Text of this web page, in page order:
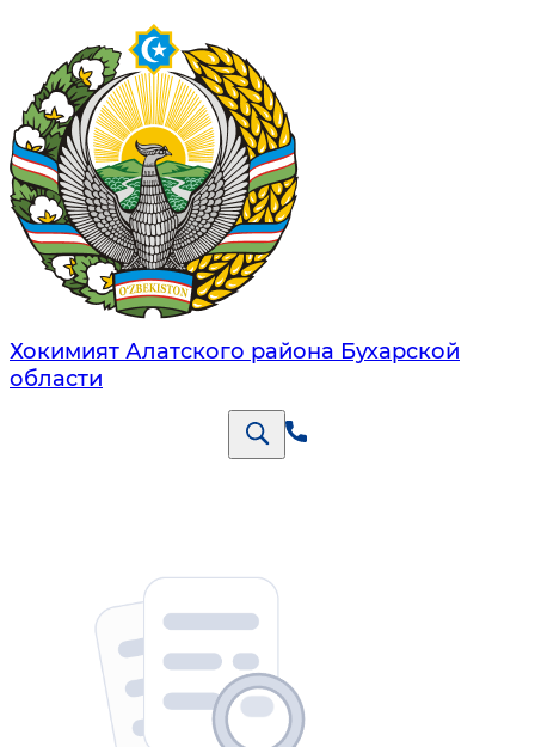
Хокимият Алатского района Бухарской
области